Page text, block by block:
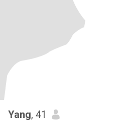
Yang, 41